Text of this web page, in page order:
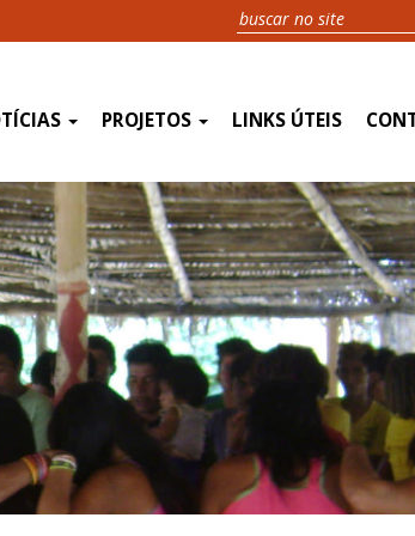
PROJETOS LINKS ÚTEIS